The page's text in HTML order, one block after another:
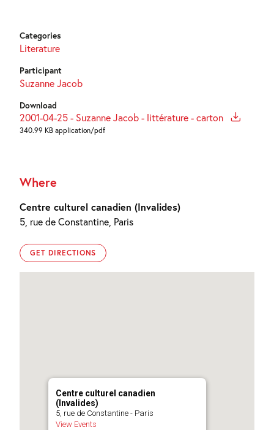
Categories
Literature
Participant
Suzanne Jacob
Download
2001-04-25 - Suzanne Jacob - littérature - carton
340.99 KB application/pdf
Where
Centre culturel canadien (Invalides)
5, rue de Constantine, Paris
GET DIRECTIONS
Centre culturel canadien
(Invalides)
5, rue de Constantine - Paris
View Events